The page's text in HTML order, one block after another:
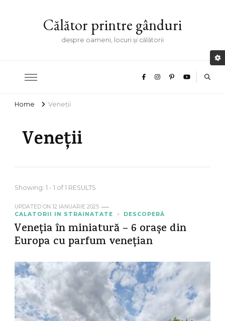
Călător printre gânduri
despre oameni, locuri și călătorii
Home Veneții
Veneții
Showing: 1 - 1 of 1 RESULTS
UPDATED ON 12 IANUARIE 2025
CALATORII IN STRAINATATE
DESCOPERĂ
Veneția în miniatură – 6 orașe din
Europa cu parfum venețian